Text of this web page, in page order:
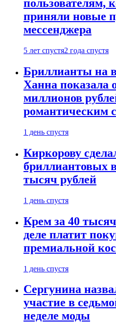
пользователям,
приняли новые
мессенджера
5 лет спустя2 года спустя
Бриллианты на
Ханна показала
миллионов
романтическим
1 день спустя
Киркорову
бриллиантовых
тысяч рублей
1 день спустя
Крем за 40
деле платит
премиальной
1 день спустя
Сергунина
участие в
неделе моды